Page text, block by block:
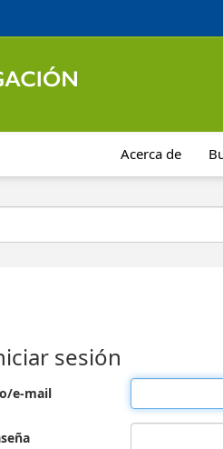
Acerca de
sesión
e-mail